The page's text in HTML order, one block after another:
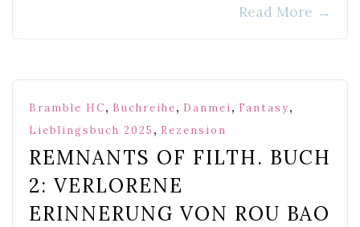
Read More →
Bramble HC, Buchreihe, Danmei, Fantasy,
Lieblingsbuch 2025 , Rezension
REMNANTS OF FILTH. BUCH
2: VERLORENE
ERINNERUNG VON ROU BAO